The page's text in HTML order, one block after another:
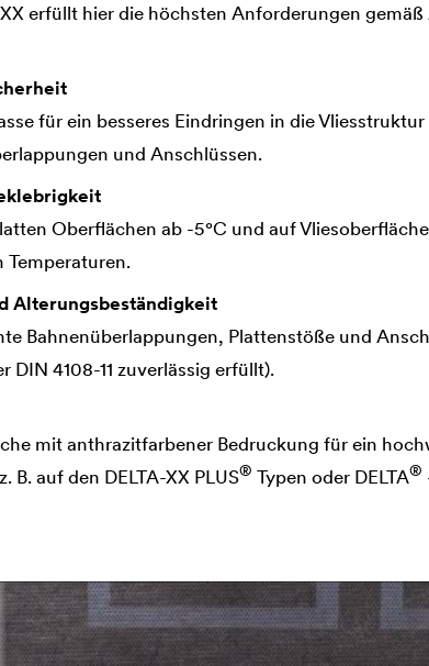
erfüllt hier die höchsten Anforderungen gemäß
für ein besseres Eindringen in die
und Anschlüssen.
Oberflächen ab -5°C und auf
Temperaturen.
Alterungsbeständigkeit
Bahnenüberlappungen, Plattenstöße und
DIN 4108-11 zuverlässig erfüllt).
mit anthrazitfarbener Bedruckung für ein
B. auf den DELTA-XX PLUS® Typen oder DELTA®